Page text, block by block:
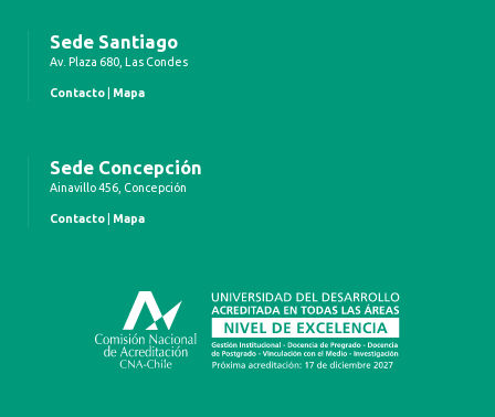
Sede Santiago
Av. Plaza 680, Las Condes
Contacto Mapa
Sede Concepción
Ainavillo 456, Concepción
Contacto Mapa